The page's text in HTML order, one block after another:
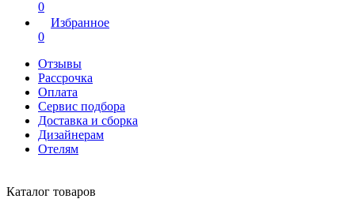
0
Избранное
0
Отзывы
Рассрочка
Оплата
Сервис подбора
Доставка и сборка
Дизайнерам
Отелям
Каталог товаров